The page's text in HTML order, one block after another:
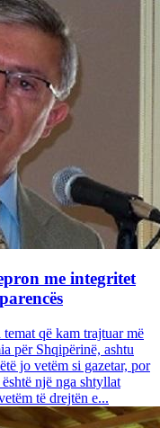
me integritet
që kam trajtuar më
për Shqipërinë, ashtu
jo vetëm si gazetar, por
një nga shtyllat
të drejtën e...